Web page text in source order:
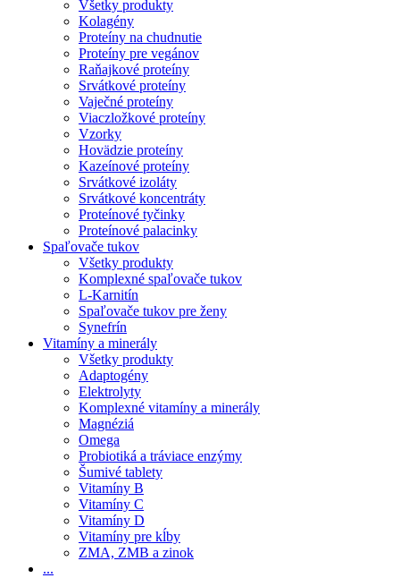
Všetky produkty
Kolagény
Proteíny na chudnutie
Proteíny pre vegánov
Raňajkové proteíny
Srvátkové proteíny
Vaječné proteíny
Viaczložkové proteíny
Vzorky
Hovädzie proteíny
Kazeínové proteíny
Srvátkové izoláty
Srvátkové koncentráty
Proteínové tyčinky
Proteínové palacinky
Spaľovače tukov
Všetky produkty
Komplexné spaľovače tukov
L-Karnitín
Spaľovače tukov pre ženy
Synefrín
Vitamíny a minerály
Všetky produkty
Adaptogény
Elektrolyty
Komplexné vitamíny a minerály
Magnéziá
Omega
Probiotiká a tráviace enzýmy
Šumivé tablety
Vitamíny B
Vitamíny C
Vitamíny D
Vitamíny pre kĺby
ZMA, ZMB a zinok
...